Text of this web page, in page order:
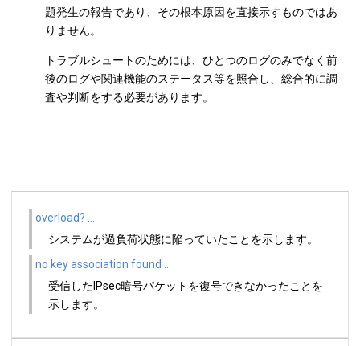
題発生の報告であり、その根本原因を直接示すものではあ
りません。
トラブルシュートのためには、ひとつのログのみでなく前
後のログや関連機能のステータス等を照合し、総合的に調
査や判断をする必要があります。
overload? ...
システムが過負荷状態に陥っていたことを示します。
no key association found ...
受信したIPsec暗号パケットを復号できなかったことを
示します。